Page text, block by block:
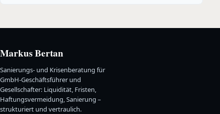
Markus Bertan
Sanierungs- und Krisenberatung für
GmbH-Geschäftsführer und
Gesellschafter: Liquidität, Fristen,
Haftungsvermeidung, Sanierung –
strukturiert und vertraulich.